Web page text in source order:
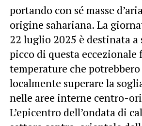
portando con sé masse
origine sahariana. La
22 luglio 2025 è destinata a
picco di questa eccezionale
temperature che
localmente superare la
nelle aree interne centro-
L’epicentro dell’ondata di